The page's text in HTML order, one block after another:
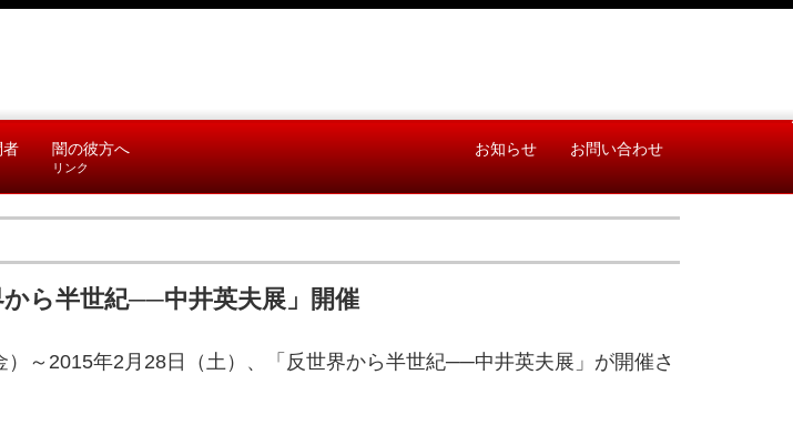
者 闇の彼方へ
リンク
お知らせ お問い合わせ
ら半世紀──中井英夫展」開催
～2015年2月28日（土）、「反世界から半世紀──中井英夫展」が開催さ